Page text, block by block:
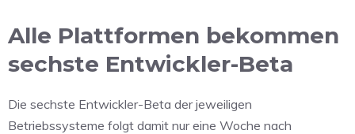
Alle Plattformen bekommen
sechste Entwickler-Beta
Die sechste Entwickler-Beta der jeweiligen
Betriebssysteme folgt damit nur eine Woche nach